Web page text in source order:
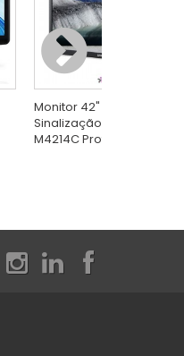
Monitor 42" LCD LFD para
Sinalização Digital LG
M4214C Profissional